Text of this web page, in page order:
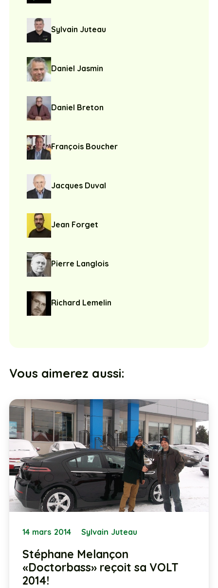
Sylvain Juteau
Daniel Jasmin
Daniel Breton
François Boucher
Jacques Duval
Jean Forget
Pierre Langlois
Richard Lemelin
Vous aimerez aussi:
14 mars 2014 Sylvain Juteau
Stéphane Melançon
«Doctorbass» reçoit sa VOLT
2014!